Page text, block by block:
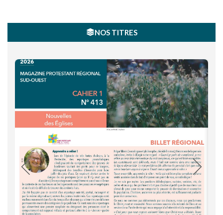
NOS TITRES